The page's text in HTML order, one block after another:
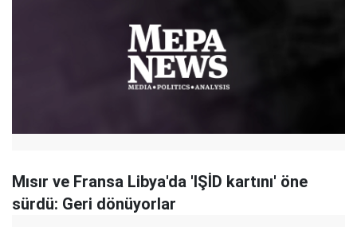
Mısır ve Fransa Libya'da 'IŞİD kartını' öne
sürdü: Geri dönüyorlar